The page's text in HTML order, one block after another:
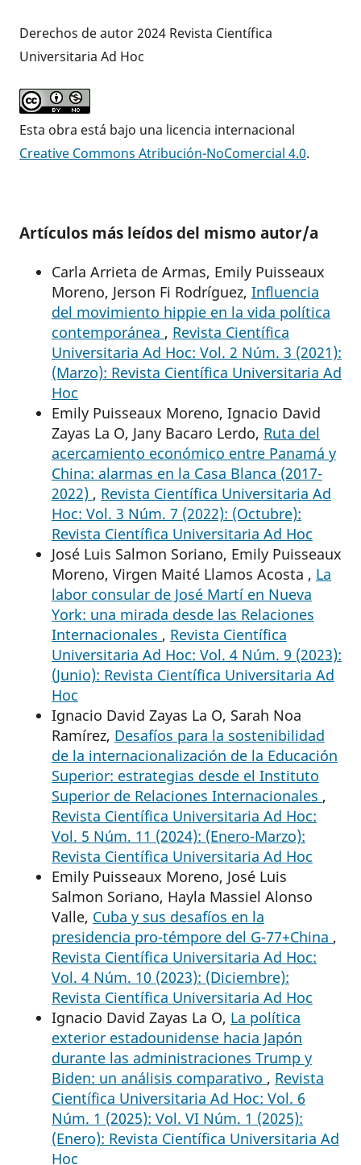
Derechos de autor 2024 Revista Científica
Universitaria Ad Hoc
Esta obra está bajo una licencia internacional
Creative Commons Atribución-NoComercial 4.0.
Artículos más leídos del mismo autor/a
Carla Arrieta de Armas, Emily Puisseaux
Moreno, Jerson Fi Rodríguez, Influencia
del movimiento hippie en la vida política
contemporánea , Revista Científica
Universitaria Ad Hoc: Vol. 2 Núm. 3 (2021):
(Marzo): Revista Científica Universitaria Ad
Hoc
Emily Puisseaux Moreno, Ignacio David
Zayas La O, Jany Bacaro Lerdo, Ruta del
acercamiento económico entre Panamá y
China: alarmas en la Casa Blanca (2017-
2022) , Revista Científica Universitaria Ad
Hoc: Vol. 3 Núm. 7 (2022): (Octubre):
Revista Científica Universitaria Ad Hoc
José Luis Salmon Soriano, Emily Puisseaux
Moreno, Virgen Maité Llamos Acosta , La
labor consular de José Martí en Nueva
York: una mirada desde las Relaciones
Internacionales , Revista Científica
Universitaria Ad Hoc: Vol. 4 Núm. 9 (2023):
(Junio): Revista Científica Universitaria Ad
Hoc
Ignacio David Zayas La O, Sarah Noa
Ramírez, Desafíos para la sostenibilidad
de la internacionalización de la Educación
Superior: estrategias desde el Instituto
Superior de Relaciones Internacionales ,
Revista Científica Universitaria Ad Hoc:
Vol. 5 Núm. 11 (2024): (Enero-Marzo):
Revista Científica Universitaria Ad Hoc
Emily Puisseaux Moreno, José Luis
Salmon Soriano, Hayla Massiel Alonso
Valle, Cuba y sus desafíos en la
presidencia pro-témpore del G-77+China ,
Revista Científica Universitaria Ad Hoc:
Vol. 4 Núm. 10 (2023): (Diciembre):
Revista Científica Universitaria Ad Hoc
Ignacio David Zayas La O, La política
exterior estadounidense hacia Japón
durante las administraciones Trump y
Biden: un análisis comparativo , Revista
Científica Universitaria Ad Hoc: Vol. 6
Núm. 1 (2025): Vol. VI Núm. 1 (2025):
(Enero): Revista Científica Universitaria Ad
Hoc